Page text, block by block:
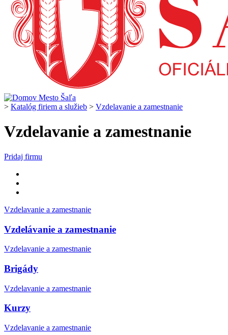
> Katalóg firiem a služieb > Vzdelavanie a zamestnanie
Vzdelavanie a zamestnanie
Pridaj firmu
Vzdelavanie a zamestnanie
Vzdelávanie a zamestnanie
Vzdelavanie a zamestnanie
Brigády
Vzdelavanie a zamestnanie
Kurzy
Vzdelavanie a zamestnanie